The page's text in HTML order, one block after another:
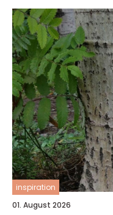
inspiration
01. August 2026